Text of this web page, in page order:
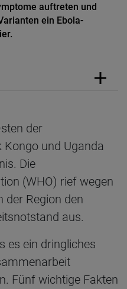
auftreten und
ein Ebola-
der
Kongo und Uganda
Die
(WHO) rief wegen
der Region den
aus.
es ein dringliches
Fünf wichtige Fakten